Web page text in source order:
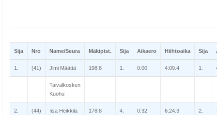
Sija Nro Name/Seura Mäkipist. Sija Aikaero Hiihtoaika Sija
1. (41) Jimi Määttä 198.8 1. 0:00 4:09.4 1.
Taivalkosken
Kuohu
2. (44) Iisa Heikkilä 178.8 4. 0:32 6:24.3 2.